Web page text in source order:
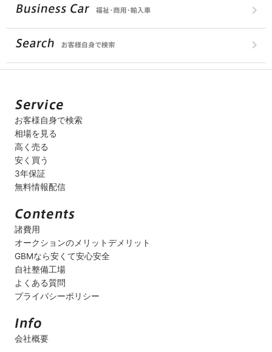
お客様自身で検索
相場を見る
高く売る
安く買う
3年保証
無料情報配信
諸費用
オークションのメリットデメリット
GBMなら安くて安心安全
自社整備工場
よくある質問
プライバシーポリシー
会社概要